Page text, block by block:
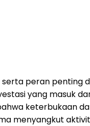
serta peran penting
yang masuk
keterbukaan
menyangkut